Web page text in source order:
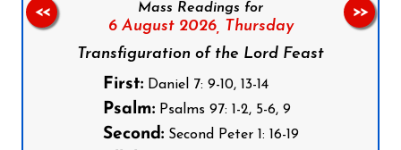
Mass Readings for
6 August 2026, Thursday
Transfiguration of the Lord Feast
First:Daniel 7: 9-10, 13-14
Psalm:Psalms 97: 1-2, 5-6, 9
Second:Second Peter 1: 16-19
<< >>